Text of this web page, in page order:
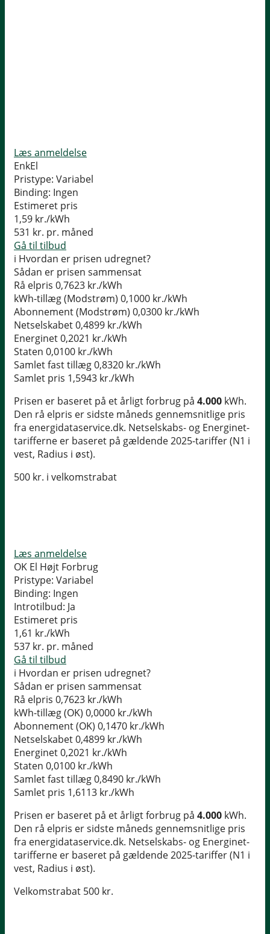
Læs anmeldelse
EnkEl
Pristype: Variabel
Binding: Ingen
Estimeret pris
1,59 kr./kWh
531 kr. pr. måned
Gå til tilbud
i Hvordan er prisen udregnet?
Sådan er prisen sammensat
Rå elpris 0,7623 kr./kWh
kWh-tillæg (Modstrøm) 0,1000 kr./kWh
Abonnement (Modstrøm) 0,0300 kr./kWh
Netselskabet0,4899 kr./kWh
Energinet0,2021 kr./kWh
Staten 0,0100 kr./kWh
Samlet fast tillæg0,8320 kr./kWh
Samlet pris 1,5943 kr./kWh
Prisen er baseret på et årligt forbrug på 4.000 kWh.
Den rå elpris er sidste måneds gennemsnitlige pris
fra energidataservice.dk. Netselskabs- og Energinet-
tarifferne er baseret på gældende 2025-tariffer (N1 i
vest, Radius i øst).
500 kr. i velkomstrabat
Læs anmeldelse
OK El Højt Forbrug
Pristype: Variabel
Binding: Ingen
Introtilbud: Ja
Estimeret pris
1,61 kr./kWh
537 kr. pr. måned
Gå til tilbud
i Hvordan er prisen udregnet?
Sådan er prisen sammensat
Rå elpris 0,7623 kr./kWh
kWh-tillæg (OK) 0,0000 kr./kWh
Abonnement (OK) 0,1470 kr./kWh
Netselskabet0,4899 kr./kWh
Energinet0,2021 kr./kWh
Staten 0,0100 kr./kWh
Samlet fast tillæg0,8490 kr./kWh
Samlet pris 1,6113 kr./kWh
Prisen er baseret på et årligt forbrug på 4.000 kWh.
Den rå elpris er sidste måneds gennemsnitlige pris
fra energidataservice.dk. Netselskabs- og Energinet-
tarifferne er baseret på gældende 2025-tariffer (N1 i
vest, Radius i øst).
Velkomstrabat 500 kr.